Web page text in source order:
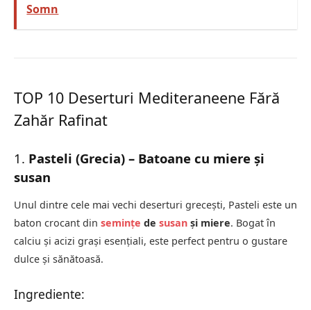
Somn
TOP 10 Deserturi Mediteraneene Fără
Zahăr Rafinat
1. Pasteli (Grecia) – Batoane cu miere și
susan
Unul dintre cele mai vechi deserturi grecești, Pasteli este un
baton crocant din semințe de susan și miere. Bogat în
calciu și acizi grași esențiali, este perfect pentru o gustare
dulce și sănătoasă.
Ingrediente: